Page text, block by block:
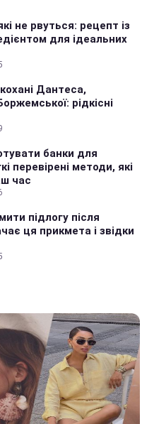
не рвуться: рецепт із
для ідеальних
Дантеса,
рідкісні
банки для
перевірені методи, які
час
підлогу після
ця прикмета і звідки